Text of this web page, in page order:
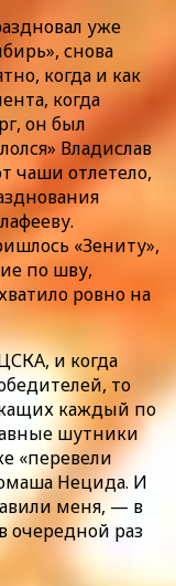
уже
снова
когда и как
когда
он был
Владислав
чаши отлетело,
«Зениту»,
по шву,
ровно на
и когда
то
каждый по
шутники
«перевели
Нецида. И
меня, — в
очередной раз